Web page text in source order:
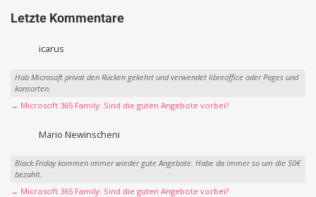
Letzte Kommentare
icarus
Hab Microsoft privat den Rücken gekehrt und verwendet libreoffice oder Pages und
konsorten.
→ Microsoft 365 Family: Sind die guten Angebote vorbei?
Mario Newinscheni
Black Friday kommen immer wieder gute Angebote. Habe da immer so um die 50€
bezahlt.
→ Microsoft 365 Family: Sind die guten Angebote vorbei?